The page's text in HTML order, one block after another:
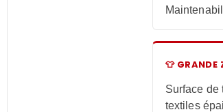
👕 GRANDE
Surface de
textiles